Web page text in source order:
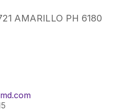
AMARILLO PH 6180